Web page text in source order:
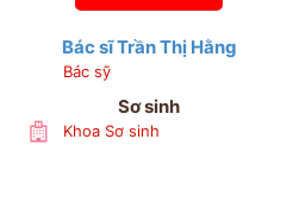
Bác sĩ Trần Thị Hằng
Bác sỹ
Sơ sinh
Khoa Sơ sinh